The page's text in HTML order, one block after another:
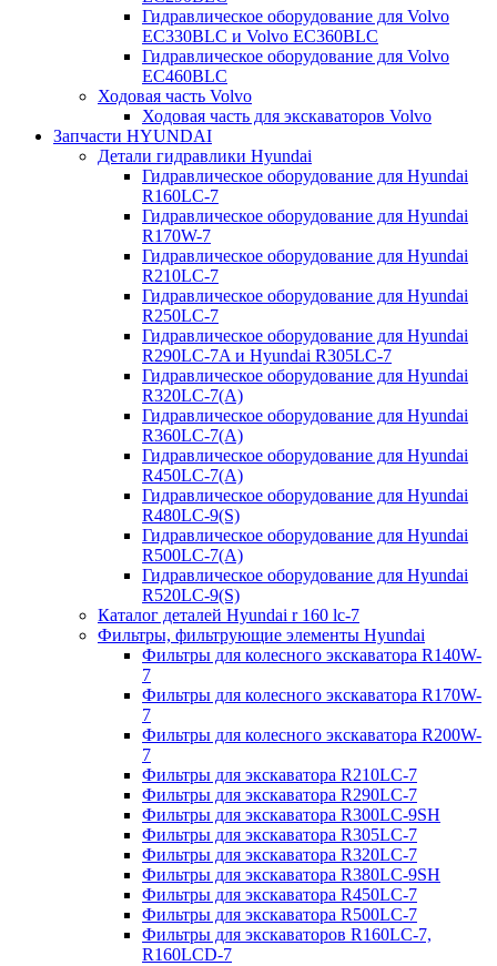
Гидравлическое оборудование для Volvo
EC330BLC и Volvo EC360BLC
Гидравлическое оборудование для Volvo
EC460BLC
Ходовая часть Volvo
Ходовая часть для экскаваторов Volvo
Запчасти HYUNDAI
Детали гидравлики Hyundai
Гидравлическое оборудование для Hyundai
R160LC-7
Гидравлическое оборудование для Hyundai
R170W-7
Гидравлическое оборудование для Hyundai
R210LC-7
Гидравлическое оборудование для Hyundai
R250LC-7
Гидравлическое оборудование для Hyundai
R290LC-7A и Hyundai R305LC-7
Гидравлическое оборудование для Hyundai
R320LC-7(A)
Гидравлическое оборудование для Hyundai
R360LC-7(A)
Гидравлическое оборудование для Hyundai
R450LC-7(A)
Гидравлическое оборудование для Hyundai
R480LC-9(S)
Гидравлическое оборудование для Hyundai
R500LC-7(A)
Гидравлическое оборудование для Hyundai
R520LC-9(S)
Каталог деталей Hyundai r 160 lc-7
Фильтры, фильтрующие элементы Hyundai
Фильтры для колесного экскаватора R140W-
7
Фильтры для колесного экскаватора R170W-
7
Фильтры для колесного экскаватора R200W-
7
Фильтры для экскаватора R210LC-7
Фильтры для экскаватора R290LC-7
Фильтры для экскаватора R300LC-9SH
Фильтры для экскаватора R305LC-7
Фильтры для экскаватора R320LC-7
Фильтры для экскаватора R380LC-9SH
Фильтры для экскаватора R450LC-7
Фильтры для экскаватора R500LC-7
Фильтры для экскаваторов R160LC-7,
R160LCD-7